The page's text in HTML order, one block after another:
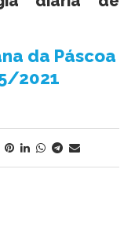
da Páscoa
2021